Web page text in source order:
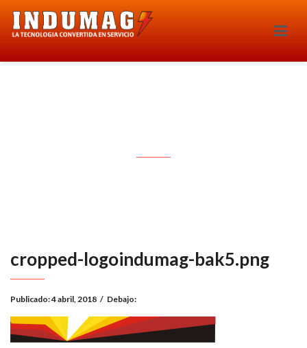
cropped-logoindumag-bak5.png
Publicado:4 abril, 2018 / Debajo: